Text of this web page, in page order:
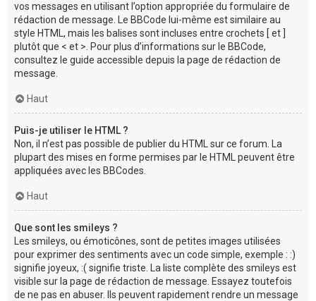
vos messages en utilisant l’option appropriée du formulaire de
rédaction de message. Le BBCode lui-même est similaire au
style HTML, mais les balises sont incluses entre crochets [ et ]
plutôt que < et >. Pour plus d’informations sur le BBCode,
consultez le guide accessible depuis la page de rédaction de
message.
Haut
Puis-je utiliser le HTML ?
Non, il n’est pas possible de publier du HTML sur ce forum. La
plupart des mises en forme permises par le HTML peuvent être
appliquées avec les BBCodes.
Haut
Que sont les smileys ?
Les smileys, ou émoticônes, sont de petites images utilisées
pour exprimer des sentiments avec un code simple, exemple : :)
signifie joyeux, :( signifie triste. La liste complète des smileys est
visible sur la page de rédaction de message. Essayez toutefois
de ne pas en abuser. Ils peuvent rapidement rendre un message